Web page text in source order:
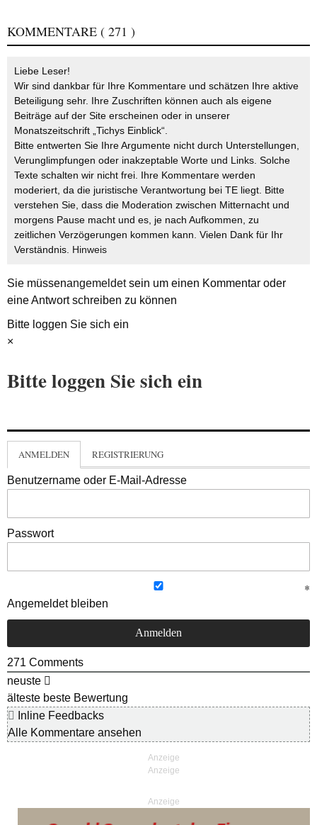
KOMMENTARE ( 271 )
Liebe Leser!
Wir sind dankbar für Ihre Kommentare und schätzen Ihre aktive
Beteiligung sehr. Ihre Zuschriften können auch als eigene
Beiträge auf der Site erscheinen oder in unserer
Monatszeitschrift „Tichys Einblick“.
Bitte entwerten Sie Ihre Argumente nicht durch Unterstellungen,
Verunglimpfungen oder inakzeptable Worte und Links. Solche
Texte schalten wir nicht frei. Ihre Kommentare werden
moderiert, da die juristische Verantwortung bei TE liegt. Bitte
verstehen Sie, dass die Moderation zwischen Mitternacht und
morgens Pause macht und es, je nach Aufkommen, zu
zeitlichen Verzögerungen kommen kann. Vielen Dank für Ihr
Verständnis. Hinweis
Sie müssenangemeldetsein um einen Kommentar oder
eine Antwort schreiben zu können
Bitte loggen Sie sich ein
×
Bitte loggen Sie sich ein
ANMELDEN REGISTRIERUNG
Benutzername oder E-Mail-Adresse
Passwort
Angemeldet bleiben
271 Comments
neuste
älteste beste Bewertung
Inline Feedbacks
Alle Kommentare ansehen
Anzeige